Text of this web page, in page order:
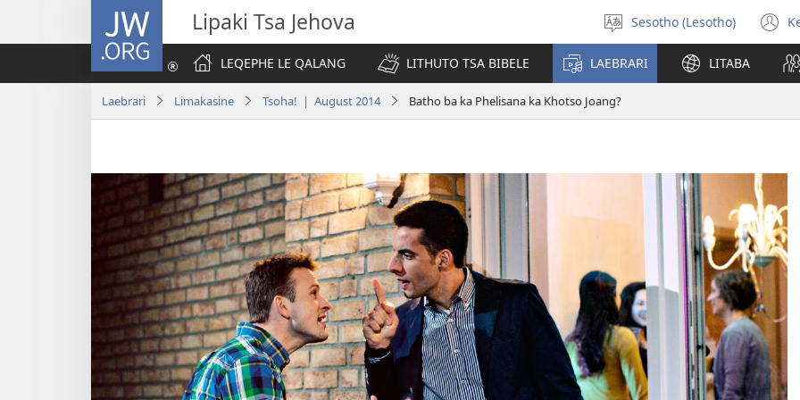
JW.ORG Lipaki Tsa Jehova
Khetha
puo
Sesotho (Lesotho)
LEQEPHE LE QALANG
LITHUTO TSA BIBELE LAEBRARI LITABA
Laebrari Limakasine Tsoha! | August 2014 Batho ba ka Phelisana ka Khotso Joang?